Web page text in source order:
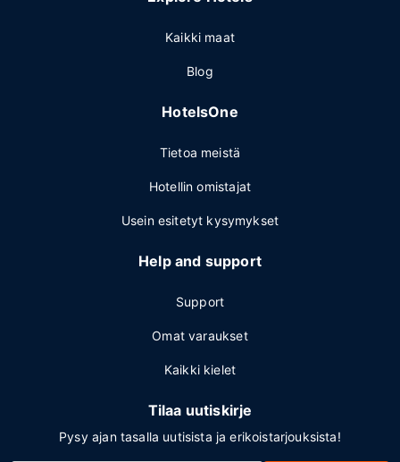
Kaikki maat
Blog
HotelsOne
Tietoa meistä
Hotellin omistajat
Usein esitetyt kysymykset
Help and support
Support
Omat varaukset
Kaikki kielet
Tilaa uutiskirje
Pysy ajan tasalla uutisista ja erikoistarjouksista!